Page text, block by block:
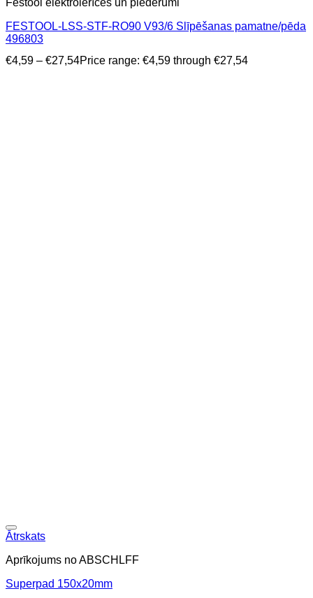
Festool elektroierīces un piederumi
FESTOOL-LSS-STF-RO90 V93/6 Slīpēšanas pamatne/pēda
496803
€4,59 – €27,54Price range: €4,59 through €27,54
Ātrskats
Aprīkojums no ABSCHLFF
Superpad 150x20mm